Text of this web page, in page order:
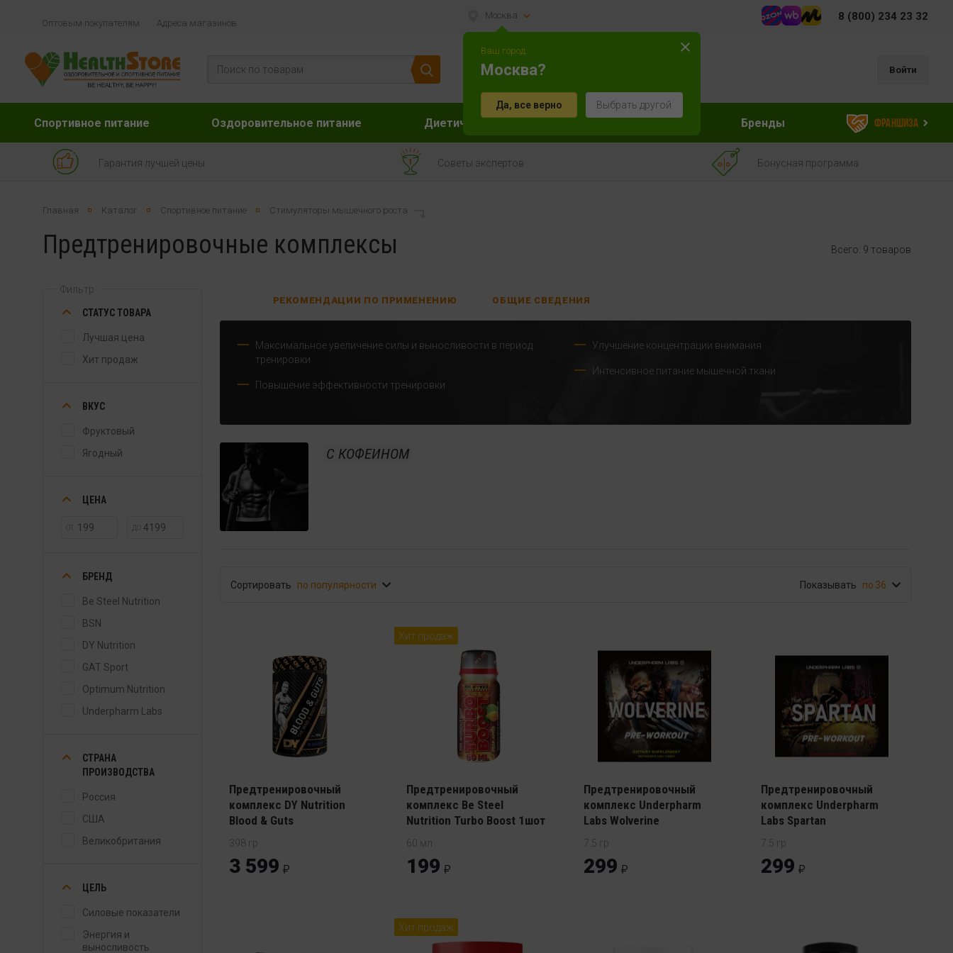
Оптовым покупателям Адреса магазинов
Москва 8 (800) 234 23 32
Войти
Спортивное питание Оздоровительное питание Диетическое питание Бренды Франшиза
Гарантия лучшей цены Советы экспертов Бонусная программа
Главная Каталог Спортивное питание Стимуляторы мышечного роста
Предтренировочные комплексы Всего: 9 товаров
Фильтр
СТАТУС ТОВАРА
Лучшая цена
Хит продаж
ВКУС
Фруктовый
Ягодный
ЦЕНА
ДО
БРЕНД
Be Steel Nutrition
BSN
DY Nutrition
GAT Sport
Optimum Nutrition
Underpharm Labs
СТРАНА
ПРОИЗВОДСТВА
Россия
США
Великобритания
ЦЕЛЬ
Силовые показатели
Энергия и
выносливость
РЕКОМЕНДАЦИИ ПО ПРИМЕНЕНИЮ ОБЩИЕ СВЕДЕНИЯ
Максимальное увеличение силы и выносливости в период
тренировки
Повышение эффективности тренировки
Улучшение концентрации внимания
Интенсивное питание мышечной ткани
С КОФЕИНОМ
Сортировать по популярности Показывать 36
Предтренировочный
комплекс DY Nutrition
Blood & Guts
398 гр
3 599
Хит продаж
Предтренировочный
комплекс Be Steel
Nutrition Turbo Boost 1шот
60 мл
199
Предтренировочный
комплекс Underpharm
Labs Wolverine
7.5 гр
299
Предтренировочный
комплекс Underpharm
Labs Spartan
7.5 гр
299
Хит продаж
Ваш город:
Москва?
Да, все верно Выбрать другой